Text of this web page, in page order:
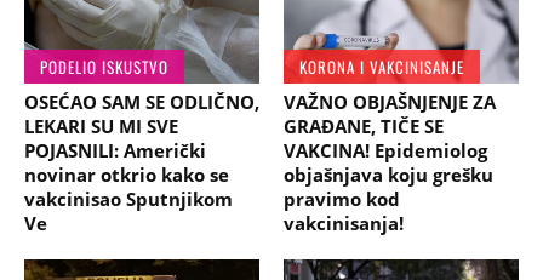
PODELIO ISKUSTVO
OSEĆAO SAM SE ODLIČNO,
LEKARI SU MI SVE
POJASNILI: Američki
novinar otkrio kako se
vakcinisao Sputnjikom
Ve
KORONA I VAKCINISANJE
VAŽNO OBJAŠNJENJE ZA
GRAĐANE, TIČE SE
VAKCINA! Epidemiolog
objašnjava koju grešku
pravimo kod
vakcinisanja!